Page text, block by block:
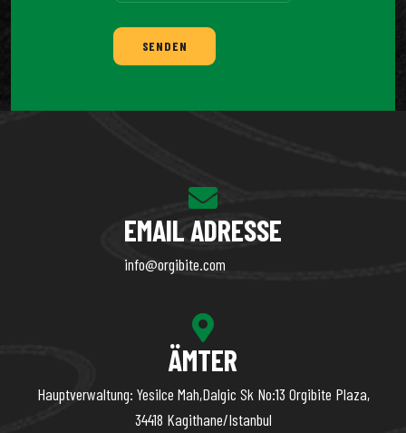
SENDEN
EMAIL ADRESSE
info@orgibite.com
ÄMTER
Hauptverwaltung: Yesilce Mah,Dalgic Sk No:13 Orgibite Plaza,
34418 Kagithane/Istanbul